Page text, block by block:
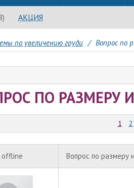
АКЦИЯ
по увеличению груди / Вопрос по
ПО РАЗМЕРУ
1 2
offline Вопрос по размеру